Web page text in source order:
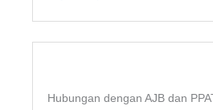
Hubungan dengan AJB dan